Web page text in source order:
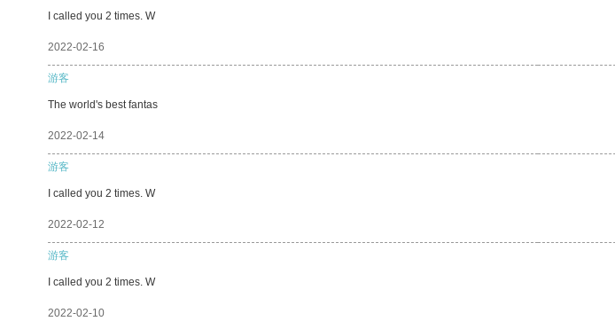
I called you 2 times. W
2022-02-16
游客
The world's best fantas
2022-02-14
游客
I called you 2 times. W
2022-02-12
游客
I called you 2 times. W
2022-02-10